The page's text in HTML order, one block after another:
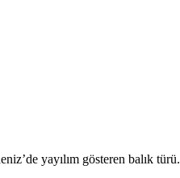
yayılım gösteren balık türü.